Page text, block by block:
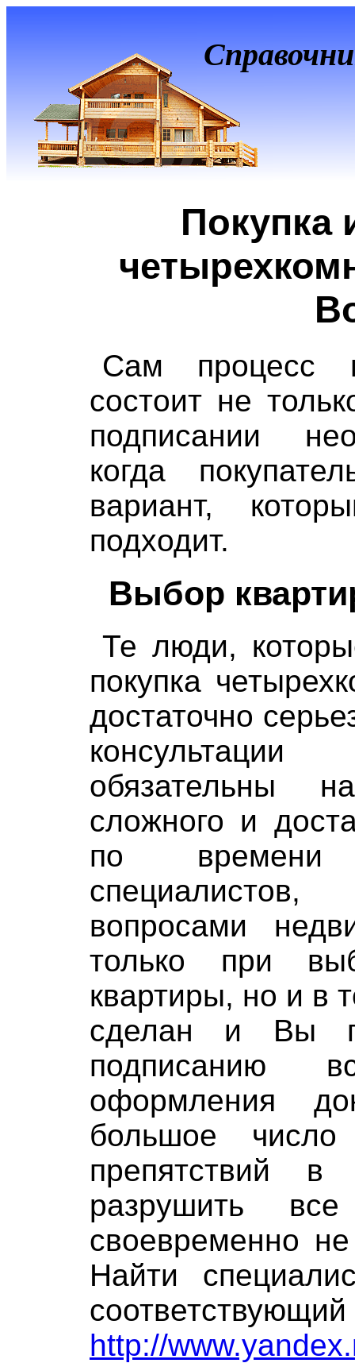
Покупка
Сам процесс
состоит не
подписании
когда
вариант,
подходит.
Выбор
Те люди,
покупка
достаточно
обязательны
сложного и
по времени
вопросами
только при
квартиры, но и в
сделан и Вы
подписанию
оформления
большое
препятствий в
разрушить
своевременно не
Найти
http://